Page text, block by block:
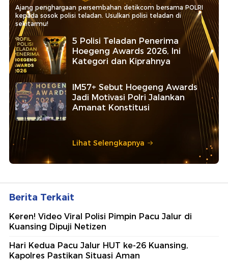
Ajang penghargaan persembahan detikcom bersama POLRI
kepada sosok polisi teladan. Usulkan polisi teladan di
sekitarmu!
5 Polisi Teladan Penerima
Hoegeng Awards 2026, Ini
Kategori dan Kiprahnya
IM57+ Sebut Hoegeng Awards
Jadi Motivasi Polri Jalankan
Amanat Konstitusi
Lihat Selengkapnya
Berita Terkait
Keren! Video Viral Polisi Pimpin Pacu Jalur di
Kuansing Dipuji Netizen
Hari Kedua Pacu Jalur HUT ke-26 Kuansing,
Kapolres Pastikan Situasi Aman